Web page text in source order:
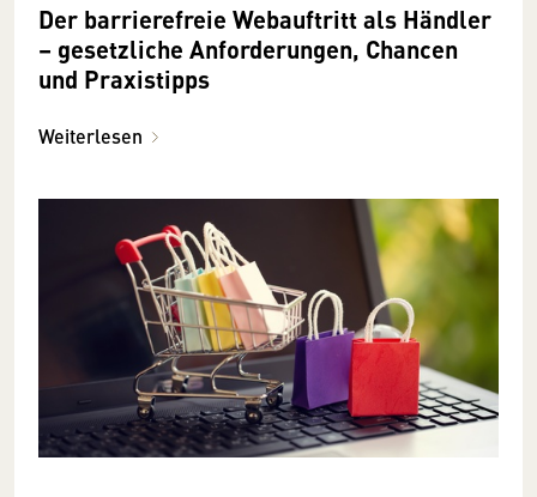
Der barrierefreie Webauftritt als Händler
– gesetzliche Anforderungen, Chancen
und Praxistipps
Weiterlesen